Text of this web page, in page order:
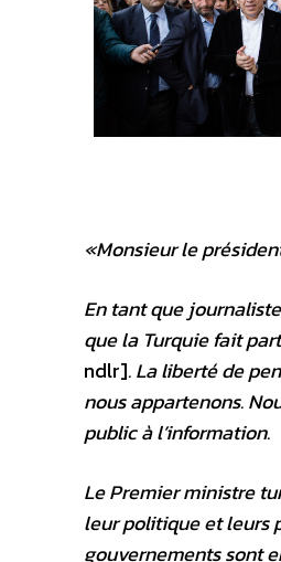
«Monsieur le
En tant que
que la Turquie fait
ndlr]. La liberté de
nous appartenons.
public à l’information.
Le Premier ministre
leur politique et leurs
gouvernements sont